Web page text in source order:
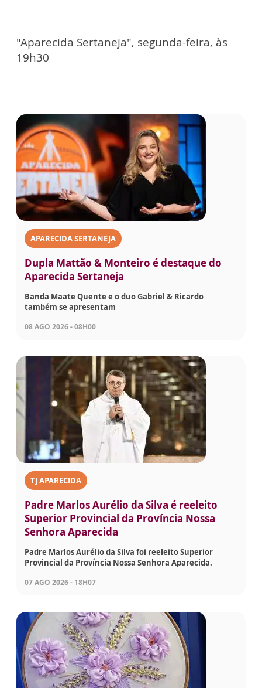
"Aparecida Sertaneja", segunda-feira, às
19h30
APARECIDA SERTANEJA
Dupla Mattão & Monteiro é destaque do
Aparecida Sertaneja
Banda Maate Quente e o duo Gabriel & Ricardo
também se apresentam
08 AGO 2026 - 08H00
TJ APARECIDA
Padre Marlos Aurélio da Silva é reeleito
Superior Provincial da Província Nossa
Senhora Aparecida
Padre Marlos Aurélio da Silva foi reeleito Superior
Provincial da Província Nossa Senhora Aparecida.
07 AGO 2026 - 18H07